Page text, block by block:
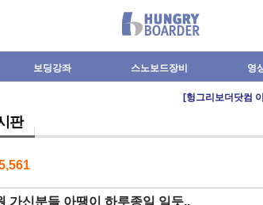
보딩강좌 스노보드장비 영
[헝그리보더닷컴
판
가신분들 아땡이 하루종일 일듯..